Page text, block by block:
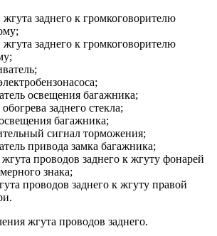
заднего к громкоговорителю
заднего к громкоговорителю
освещения багажника;
заднего стекла;
багажника;
сигнал торможения;
привода замка багажника;
проводов заднего к жгуту фонарей
знака;
проводов заднего к жгуту правой
жгута проводов заднего.